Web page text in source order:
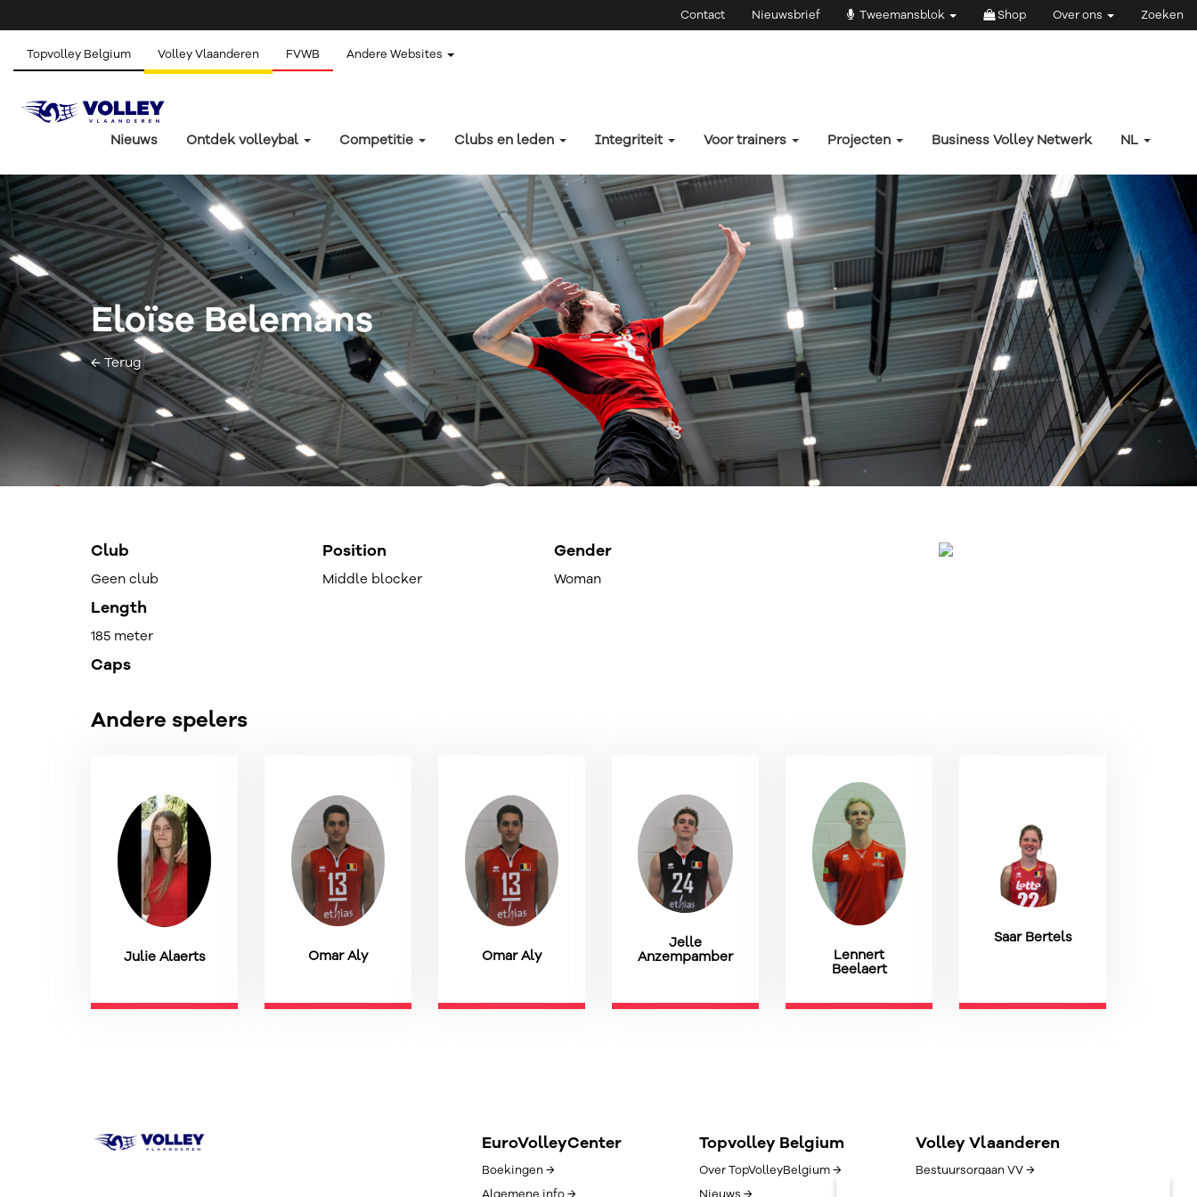
Contact Nieuwsbrief Tweemansblok Shop Over ons Zoeken
Topvolley Belgium Volley Vlaanderen FVWB Andere Websites
Nieuws Ontdek volleybal Competitie Clubs en leden Integriteit Voor trainers Projecten Business Volley Netwerk NL
Eloïse Belemans
← Terug
Club
Geen club
Position
Middle blocker
Gender
Woman
Length
185 meter
Caps
Andere spelers
Julie Alaerts Omar Aly Omar Aly
Jelle
Anzempamber
Lennert
Beelaert
Saar Bertels
Volley Vlaanderen
Bestuursorgaan VV →
Topvolley Belgium
Over TopVolleyBelgium →
EuroVolleyCenter
Boekingen →